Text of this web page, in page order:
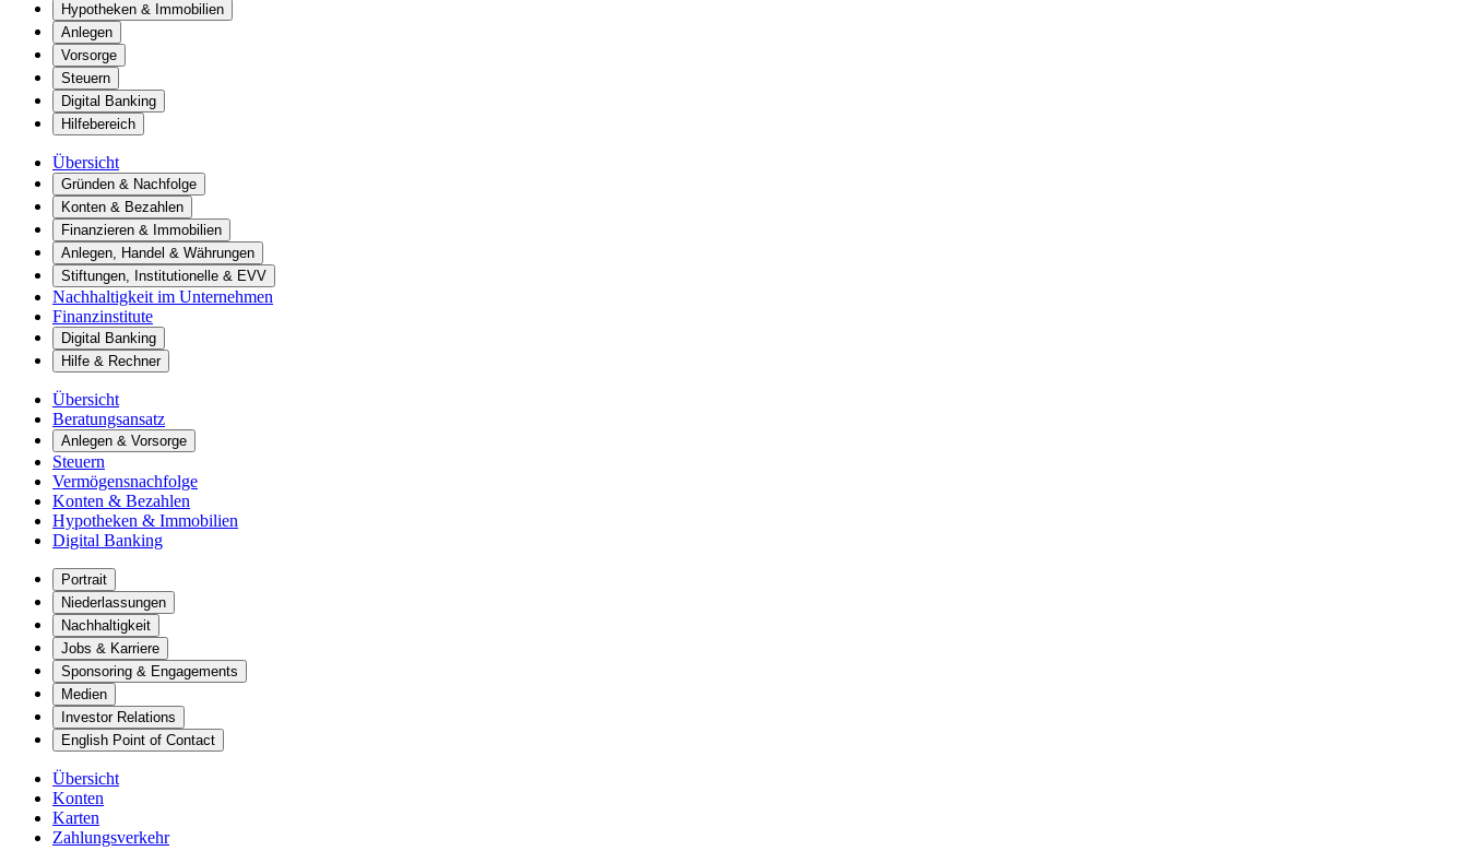
Hypotheken & Immobilien
Anlegen
Vorsorge
Steuern
Digital Banking
Hilfebereich
Übersicht
Gründen & Nachfolge
Konten & Bezahlen
Finanzieren & Immobilien
Anlegen, Handel & Währungen
Stiftungen, Institutionelle & EVV
Nachhaltigkeit im Unternehmen
Finanzinstitute
Digital Banking
Hilfe & Rechner
Übersicht
Beratungsansatz
Anlegen & Vorsorge
Steuern
Vermögensnachfolge
Konten & Bezahlen
Hypotheken & Immobilien
Digital Banking
Portrait
Niederlassungen
Nachhaltigkeit
Jobs & Karriere
Sponsoring & Engagements
Medien
Investor Relations
English Point of Contact
Übersicht
Konten
Karten
Zahlungsverkehr